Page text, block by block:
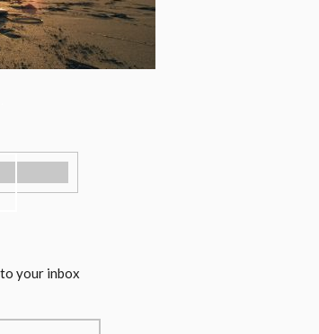
your inbox